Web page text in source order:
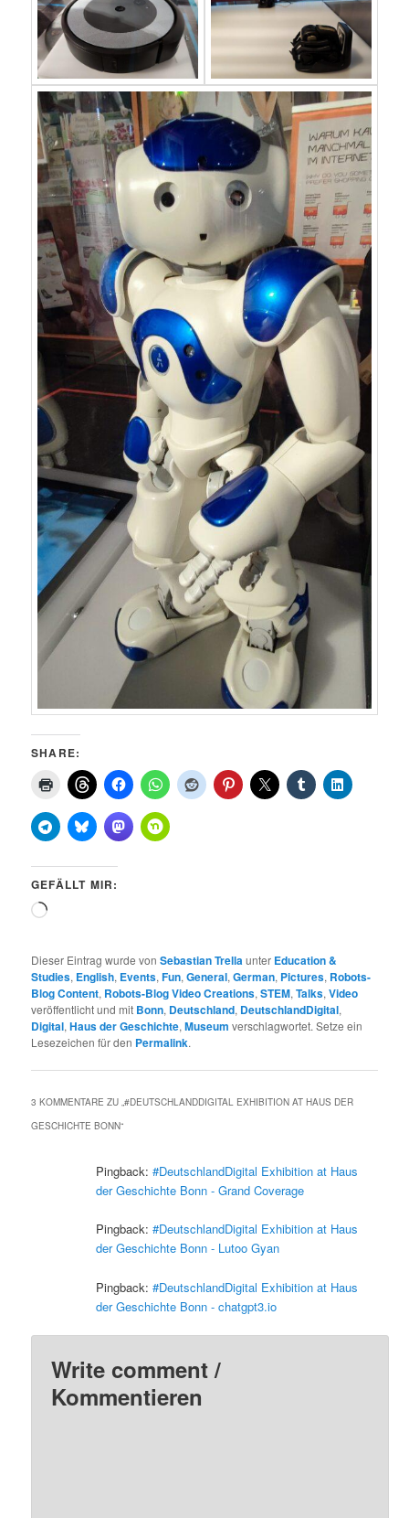
SHARE:
GEFÄLLT MIR:
Wird
Dieser Eintrag wurde vonSebastian Trellaunter Education &
Studies, English, Events,Fun,General,German, Pictures, Robots-
Blog Content, Robots-Blog Video Creations,STEM,Talks,Video
veröffentlicht und mit Bonn, Deutschland, DeutschlandDigital,
Digital,Haus der Geschichte,Museum verschlagwortet. Setze ein
Lesezeichen für den Permalink.
3 KOMMENTARE ZU „#DEUTSCHLANDDIGITAL EXHIBITION AT HAUS DER
GESCHICHTE BONN“
Pingback:#DeutschlandDigital Exhibition at Haus
der Geschichte Bonn - Grand Coverage
Pingback:#DeutschlandDigital Exhibition at Haus
der Geschichte Bonn - Lutoo Gyan
Pingback:#DeutschlandDigital Exhibition at Haus
der Geschichte Bonn - chatgpt3.io
Write comment /
Kommentieren